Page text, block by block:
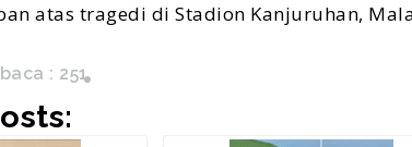
atas tragedi di Stadion Kanjuruhan,
: 251